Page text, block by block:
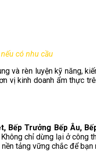
có nhu cầu
và rèn luyện kỹ năng,
vị kinh doanh ẩm thực
Bếp Trưởng Bếp Âu,
chỉ dừng lại ở công
tảng vững chắc để